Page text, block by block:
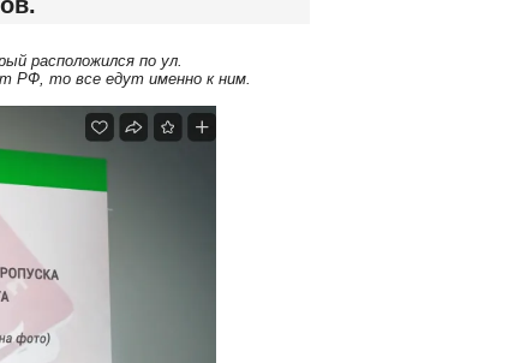
расположился по ул.
РФ, то все едут именно к ним.